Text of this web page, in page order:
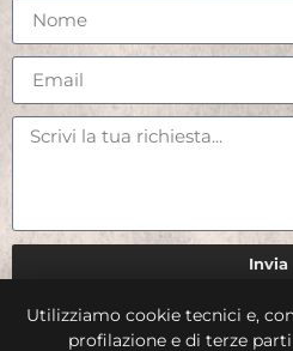
Invia
Utilizziamo cookie tecnici e,
profilazione e di terze